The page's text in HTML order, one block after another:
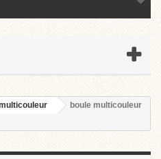
boule multicouleur